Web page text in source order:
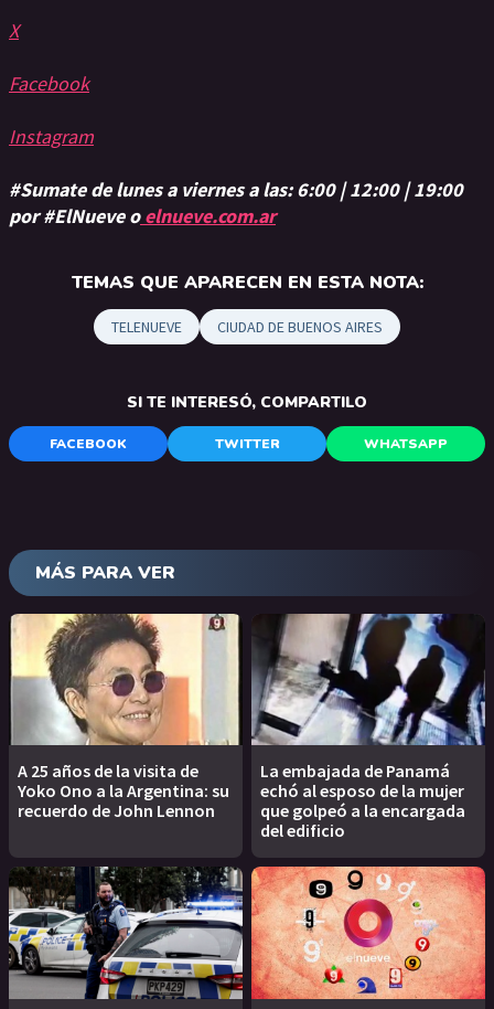
X
Facebook
Instagram
#Sumate de lunes a viernes a las: 6:00 | 12:00 | 19:00
por #ElNueve o elnueve.com.ar
TEMAS QUE APARECEN EN ESTA NOTA:
TELENUEVE CIUDAD DE BUENOS AIRES
SI TE INTERESÓ, COMPARTILO
FACEBOOK TWITTER WHATSAPP
MÁS PARA VER
A 25 años de la visita de
Yoko Ono a la Argentina: su
recuerdo de John Lennon
La embajada de Panamá
echó al esposo de la mujer
que golpeó a la encargada
del edificio